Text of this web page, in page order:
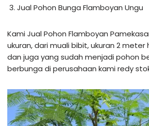
Jual Pohon Bunga Flamboyan Ungu
Kami Jual Pohon Flamboyan
ukuran, dari muali bibit, ukuran 2
dan juga yang sudah menjadi pohon
berbunga di perusahaan kami redy